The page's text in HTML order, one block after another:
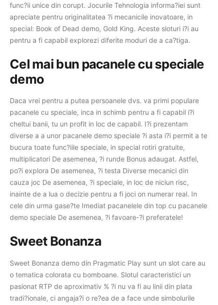
func?ii unice din corupt. Jocurile Tehnologia informa?iei sunt
apreciate pentru originalitatea ?i mecanicile inovatoare, in
special: Book of Dead demo, Gold King. Aceste sloturi i?i au
pentru a fi capabil explorezi diferite moduri de a ca?tiga.
Cel mai bun pacanele cu speciale
demo
Daca vrei pentru a putea persoanele dvs. va primi populare
pacanele cu speciale, inca in schimb pentru a fi capabil i?i
cheltui banii, tu un profit in loc de capabil. I?i prezentam
diverse a a unor pacanele demo speciale ?i asta i?i permit a te
bucura toate func?iile speciale, in special rotiri gratuite,
multiplicatori De asemenea, ?i runde Bonus adaugat. Astfel,
po?i explora De asemenea, ?i testa Diverse mecanici din
cauza joc De asemenea, ?i speciale, in loc de niciun risc,
inainte de a lua o decizie pentru a fi joci on numerar real. In
cele din urma gase?te Imediat pacanelele din top cu pacanele
demo speciale De asemenea, ?i favoare-?i preferatele!
Sweet Bonanza
Sweet Bonanza demo din Pragmatic Play sunt un slot care au
o tematica colorata cu bomboane. Slotul caracteristici un
pasionat RTP de aproximativ % ?i nu va fi au linii din plata
tradi?ionale, ci angaja?i o re?ea de a face unde simbolurile